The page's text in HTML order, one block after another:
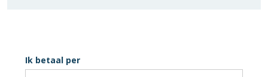
Ik betaal per